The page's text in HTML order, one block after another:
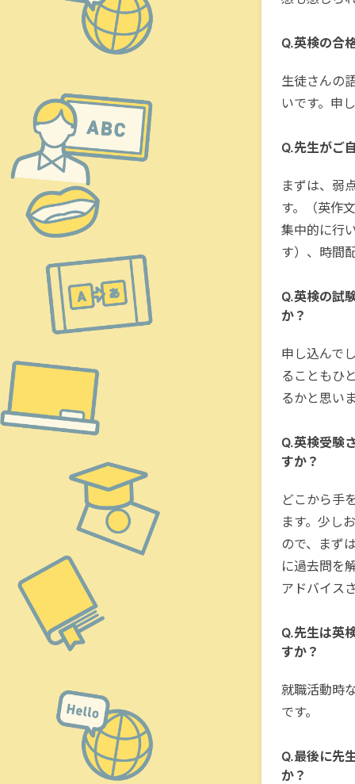
Q.英検の合
生徒さんの
いです。申
Q.先生がご
まずは、弱
す。（英作
集中的に行
す）、時間
Q.英検の試
か？
申し込んで
ることもひ
るかと思い
Q.英検受験
すか？
どこから手
ます。少し
ので、まず
に過去問を
アドバイス
Q.先生は英
すか？
就職活動時
です。
Q.最後に先
か？